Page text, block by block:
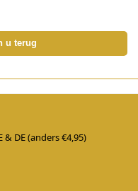
u terug
& DE (anders €4,95)